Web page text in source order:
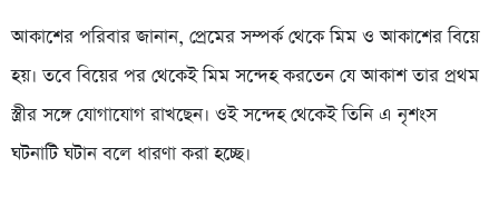
আকাশের পরিবার জানান, প্রেমের সম্পর্ক থেকে মিম ও আকাশের বিয়ে
হয়। তবে বিয়ের পর থেকেই মিম সন্দেহ করতেন যে আকাশ তার প্রথম
স্ত্রীর সঙ্গে যোগাযোগ রাখছেন। ওই সন্দেহ থেকেই তিনি এ নৃশংস
ঘটনাটি ঘটান বলে ধারণা করা হচ্ছে।